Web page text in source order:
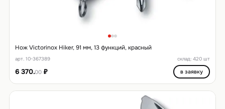
Нож Victorinox Hiker, 91 мм, 13 функций, красный
арт. 10-367389 склад: 420 шт
6 370.00₽ в заявку